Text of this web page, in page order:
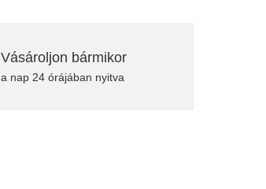
Vásároljon bármikor
a nap 24 órájában nyitva